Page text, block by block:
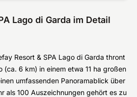
Lago di Garda im Detail
Resort & SPA Lago di Garda thront
(ca. 6 km) in einem etwa 11 ha großen
umfassenden Panoramablick über
als 100 Auszeichnungen gehört es zu